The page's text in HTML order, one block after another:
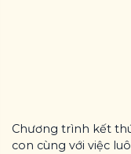
Chương trình kết
con cùng với việc